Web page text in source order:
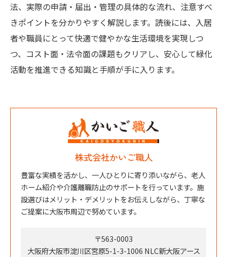
法、実際の申請・届出・管理の具体的な流れ、注意すべ
きポイントを分かりやすく解説します。読後には、入居
者や職員にとって快適で健やかな生活環境を実現しつ
つ、コスト面・法令面の課題もクリアし、安心して緑化
活動を推進できる知識と手順が手に入ります。
株式会社かいご職人
豊富な実績を活かし、一人ひとりに寄り添いながら、老人
ホーム紹介や介護離職防止のサポートを行っています。施
設選びはメリット・デメリットをお伝えしながら、丁寧な
ご提案に大阪市周辺で努めています。
〒563-0003
大阪府大阪市淀川区宮原5-1-3-1006 NLC新大阪アース